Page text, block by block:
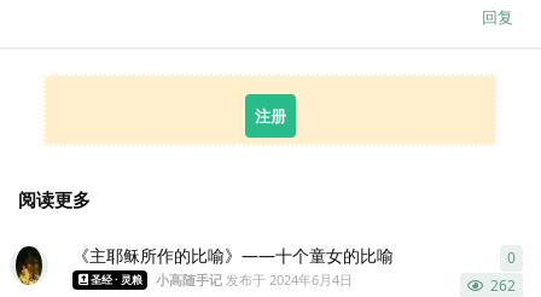
回复
注册
阅读更多
《主耶稣所作的比喻》——十个童女的比喻
圣经 · 灵粮 小高随手记 发布于 2024年6月4日 262
0